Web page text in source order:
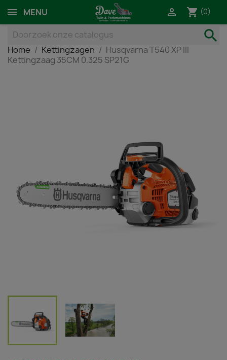
MENU  shopping_cart (0)
search
Home Kettingzagen
Husqvarna T540 XP III
Kettingzaag 35CM 0.325 SP21G